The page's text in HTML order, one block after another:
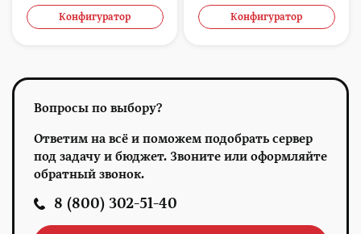
Конфигуратор Конфигуратор
Вопросы по выбору?
Ответим на всё и поможем подобрать сервер
под задачу и бюджет. Звоните или оформляйте
обратный звонок.
8 (800) 302-51-40